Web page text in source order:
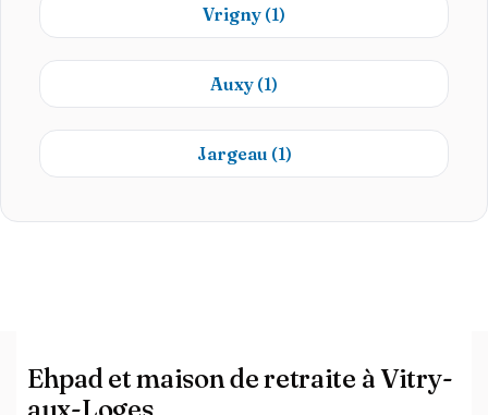
Vrigny (1)
Auxy (1)
Jargeau (1)
Ehpad et maison de retraite à Vitry-